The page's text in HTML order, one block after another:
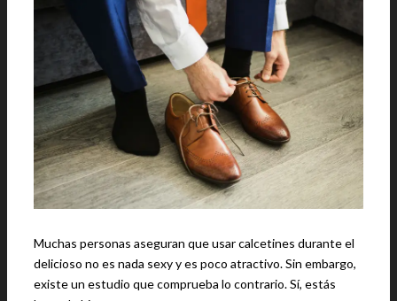
Muchas personas aseguran que usar calcetines durante el
delicioso no es nada sexy y es poco atractivo. Sin embargo,
existe un estudio que comprueba lo contrario. Sí, estás